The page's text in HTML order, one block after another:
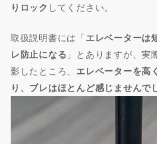
りロック してください。
取扱説明書には「エレベーターは
レ防止になる 」とありますが、実
影したところ、 エレベーターを高
り、ブレはほとんど感じませんで